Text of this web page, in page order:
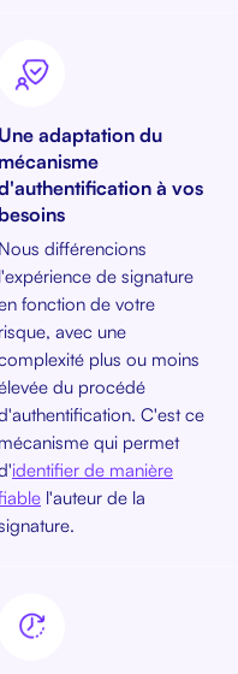
Une adaptation du
mécanisme
à vos
besoins
Nous différencions
l'expérience de signature
fonction de votre
risque, avec une
plus ou moins
du procédé
C'est ce
mécanisme qui permet
identifier de manière
l'auteur de la